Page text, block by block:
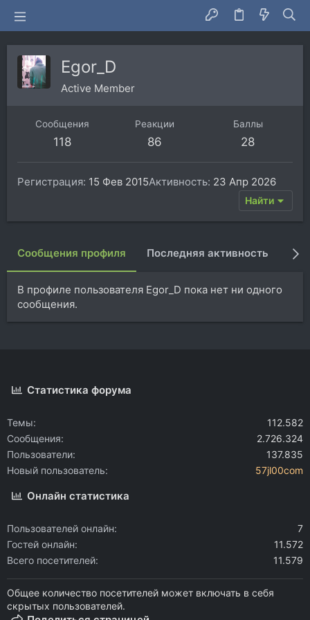
Egor_D
Active Member
Сообщения
118
Реакции
86
Баллы
28
Регистрация 15 Фев 2015Активность 23 Апр 2026
Найти
Сообщения профиля Последняя активность
В профиле пользователя Egor_D пока нет ни одного
сообщения.
Статистика форума
Темы
112.582
Сообщения
2.726.324
Пользователи
137.835
Новый пользователь
57jl00com
Онлайн статистика
Пользователей онлайн
7
Гостей онлайн
11.572
Всего посетителей
11.579
Общее количество посетителей может включать в себя
скрытых пользователей.